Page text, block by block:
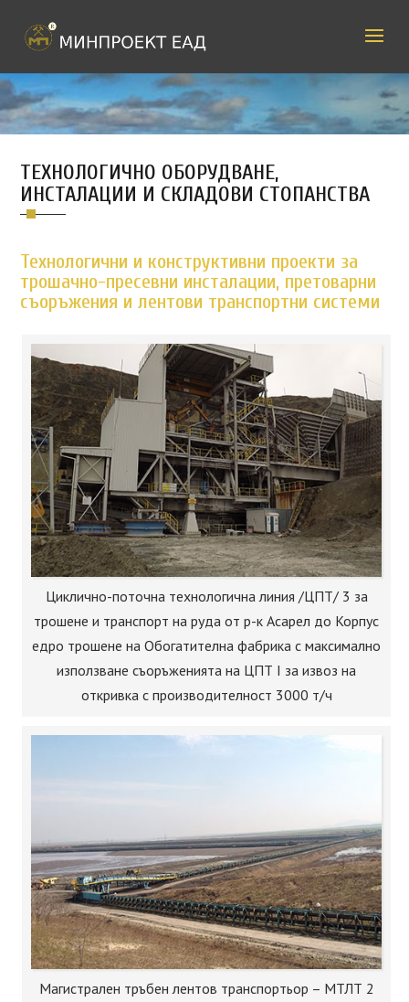
ТЕХНОЛОГИЧНО ОБОРУДВАНЕ,
ИНСТАЛАЦИИ И СКЛАДОВИ СТОПАНСТВА
Технологични и конструктивни проекти за
трошачно-пресевни инсталации, претоварни
съоръжения и лентови транспортни системи
Циклично-поточна технологична линия /ЦПТ/ 3 за
трошене и транспорт на руда от р-к Асарел до Корпус
едро трошене на Обогатителна фабрика с максимално
използване съоръженията на ЦПТ І за извоз на
откривка с производителност 3000 т/ч
Магистрален тръбен лентов транспортьор – МТЛТ 2